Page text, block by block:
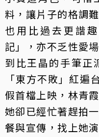
料，讓片子的格調
也用比過去更諧
記」，亦不乏性愛
到比王晶的手筆正
「東方不敗」紅遍
假首檔上映，林青
她卻已經忙著趕拍
餐與宣傳，找上她